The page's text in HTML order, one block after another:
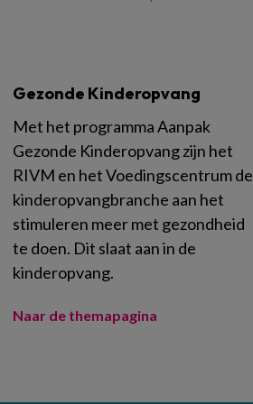
Gezonde Kinderopvang
Met het programma Aanpak
Gezonde Kinderopvang zijn het
RIVM en het Voedingscentrum de
kinderopvangbranche aan het
stimuleren meer met gezondheid
te doen. Dit slaat aan in de
kinderopvang.
Naar de themapagina